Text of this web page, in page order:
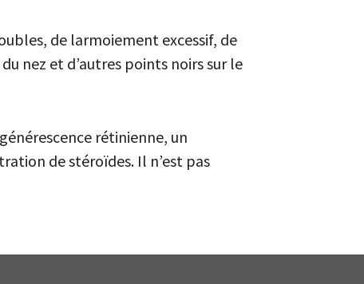
de larmoiement excessif, de
nez et d’autres points noirs sur le
rétinienne, un
de stéroïdes. Il n’est pas